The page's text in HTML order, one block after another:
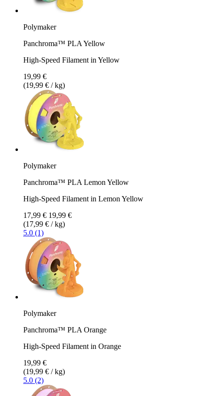
Polymaker
Panchroma™ PLA Yellow
High-Speed Filament in Yellow
19,99 €
(19,99 € / kg)
Polymaker
Panchroma™ PLA Lemon Yellow
High-Speed Filament in Lemon Yellow
17,99 € 19,99 €
(17,99 € / kg)
5.0 (1)
Polymaker
Panchroma™ PLA Orange
High-Speed Filament in Orange
19,99 €
(19,99 € / kg)
5.0 (2)